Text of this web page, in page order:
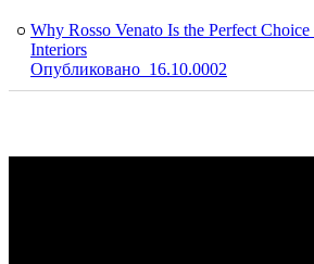
Why Rosso Venato Is the Perfect
Interiors
Опубликовано 16.10.0002